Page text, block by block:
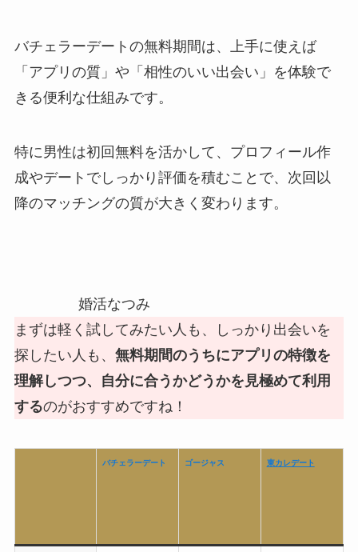
バチェラーデートの無料期間は、上手に使えば
「アプリの質」や「相性のいい出会い」を体験で
きる便利な仕組みです。
特に男性は初回無料を活かして、プロフィール作
成やデートでしっかり評価を積むことで、次回以
降のマッチングの質が大きく変わります。
婚活なつみ
まずは軽く試してみたい人も、しっかり出会いを
探したい人も、 無料期間のうちにアプリの特徴を
理解しつつ、自分に合うかどうかを見極めて利用
するのがおすすめですね！
バチェラーデート ゴージャス 東カレデート